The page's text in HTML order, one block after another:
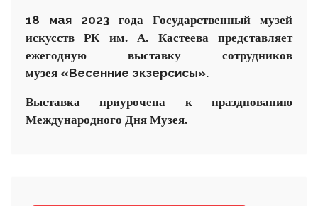
18 мая 2023 года Государственный музей
искусств РК им. А. Кастеева
представляет
ежегодную выставку сотрудников
музея «Весенние экзерсисы».
Выставкаприурочена к празднованию
Международного Дня Музея.